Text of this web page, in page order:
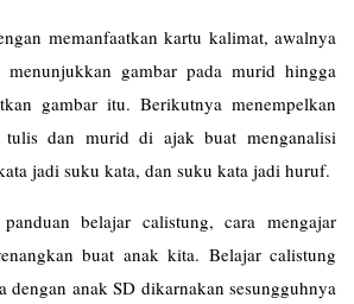
memanfaatkan kartu kalimat, awalnya
gambar pada murid hingga
gambar itu. Berikutnya menempelkan
tulis dan murid di ajak buat menganalisi
jadi suku kata, dan suku kata jadi huruf.
belajar calistung, cara mengajar
buat anak kita. Belajar calistung
dengan anak SD dikarnakan sesungguhnya